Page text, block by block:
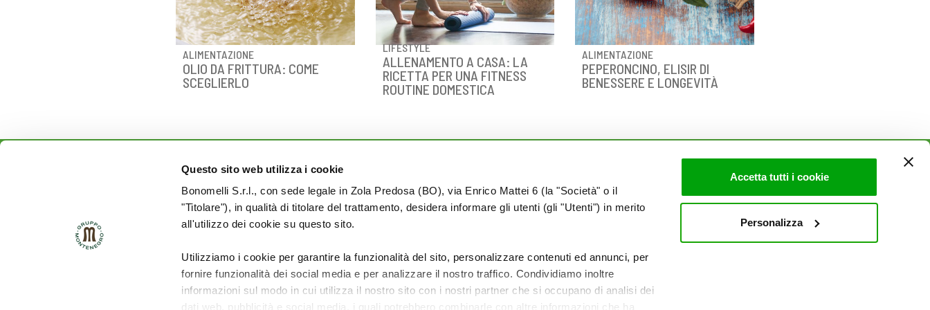
Questo sito web utilizza i cookie
Bonomelli S.r.l., con sede legale in Zola Predosa (BO), via Enrico Mattei 6 (la "Società" o il
"Titolare"), in qualità di titolare del trattamento, desidera informare gli utenti (gli "Utenti") in merito
all'utilizzo dei cookie su questo sito.
Utilizziamo i cookie per garantire la funzionalità del sito, personalizzare contenuti ed annunci, per
fornire funzionalità dei social media e per analizzare il nostro traffico. Condividiamo inoltre
informazioni sul modo in cui utilizza il nostro sito con i nostri partner che si occupano di analisi dei
dati web, pubblicità e social media, i quali potrebbero combinarle con altre informazioni che ha
Accetta tutti i cookie
Personalizza
ALIMENTAZIONE
OLIO DA FRITTURA: COME
SCEGLIERLO
LIFESTYLE
ALLENAMENTO A CASA: LA
RICETTA PER UNA FITNESS
ROUTINE DOMESTICA
ALIMENTAZIONE
PEPERONCINO, ELISIR DI
BENESSERE E LONGEVITÀ
Rimani aggiornato sulle
novità del mondo Cuore:
SEGUICI SU:
PRIVACY
Termini e condizioni
AZIENDA
Politica Ambientale & Sicurezza